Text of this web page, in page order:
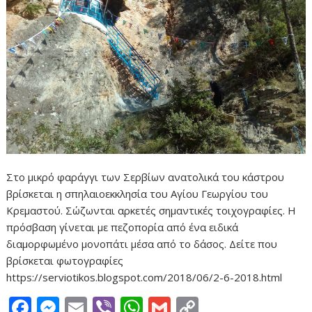
Στο μικρό φαράγγι των Σερβίων ανατολικά του κάστρου
βρίσκεται η σπηλαιοεκκλησία του Αγίου Γεωργίου του
Κρεμαστού. Σώζωνται αρκετές σημαντικές τοιχογραφίες. Η
πρόσβαση γίνεται με πεζοπορία από ένα ειδικά
διαμορφωμένο μονοπάτι μέσα από το δάσος. Δείτε που
βρίσκεται φωτογραφίες
https://serviotikos.blogspot.com/2018/06/2-6-2018.html